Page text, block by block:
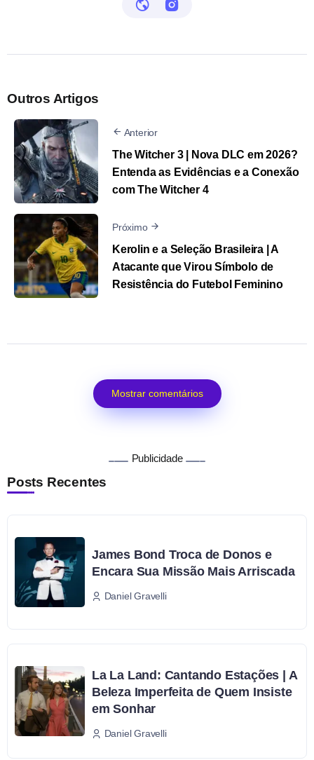
Outros Artigos
Anterior
The Witcher 3 | Nova DLC em 2026?
Entenda as Evidências e a Conexão
com The Witcher 4
Próximo
Kerolin e a Seleção Brasileira | A
Atacante que Virou Símbolo de
Resistência do Futebol Feminino
Mostrar comentários
Publicidade
Posts Recentes
James Bond Troca de Donos e
Encara Sua Missão Mais Arriscada
Daniel Gravelli
La La Land: Cantando Estações | A
Beleza Imperfeita de Quem Insiste
em Sonhar
Daniel Gravelli